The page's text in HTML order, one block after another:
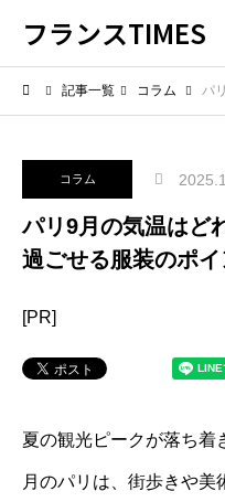
フランスTIMES
記事一覧 コラム パリ9
コラム
パリ9月の気温はど
過ごせる服装のポイ
[PR]
夏の観光ピークが落ち着
月のパリは、街歩きや美